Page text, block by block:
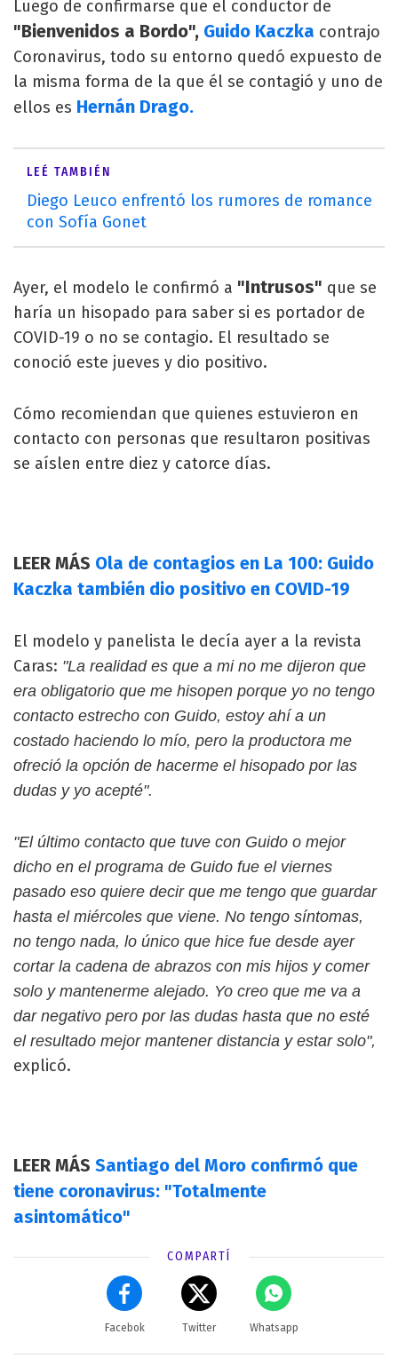
Luego de confirmarse que el conductor de
"Bienvenidos a Bordo", Guido Kaczka contrajo
Coronavirus, todo su entorno quedó expuesto de
la misma forma de la que él se contagió y uno de
ellos es Hernán Drago.
LEÉ TAMBIÉN
Diego Leuco enfrentó los rumores de romance
con Sofía Gonet
Ayer, el modelo le confirmó a "Intrusos" que se
haría un hisopado para saber si es portador de
COVID-19 o no se contagio. El resultado se
conoció este jueves y dio positivo.
Cómo recomiendan que quienes estuvieron en
contacto con personas que resultaron positivas
se aíslen entre diez y catorce días.
LEER MÁS Ola de contagios en La 100: Guido
Kaczka también dio positivo en COVID-19
El modelo y panelista le decía ayer a la revista
Caras: "La realidad es que a mi no me dijeron que
era obligatorio que me hisopen porque yo no tengo
contacto estrecho con Guido, estoy ahí a un
costado haciendo lo mío, pero la productora me
ofreció la opción de hacerme el hisopado por las
dudas y yo acepté".
"El último contacto que tuve con Guido o mejor
dicho en el programa de Guido fue el viernes
pasado eso quiere decir que me tengo que guardar
hasta el miércoles que viene. No tengo síntomas,
no tengo nada, lo único que hice fue desde ayer
cortar la cadena de abrazos con mis hijos y comer
solo y mantenerme alejado. Yo creo que me va a
dar negativo pero por las dudas hasta que no esté
el resultado mejor mantener distancia y estar solo",
explicó.
LEER MÁS Santiago del Moro confirmó que
tiene coronavirus: "Totalmente
asintomático"
COMPARTÍ
Facebok Twitter Whatsapp